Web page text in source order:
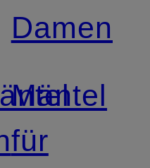
Damen
Mäntel
für